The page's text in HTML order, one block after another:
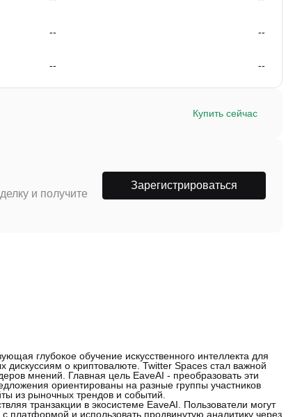
-- --
-- --
Купить сейчас
и получите
Зарегистрироваться
глубокое обучение искусственного интеллекта для
о криптовалюте. Twitter Spaces стал важной
мнений. Главная цель EaveAI - преобразовать эти
ориентированы на разные группы участников
из рыночных трендов и событий.
транзакции в экосистеме EaveAI. Пользователи могут
платформой и использовать продвинутую аналитику через